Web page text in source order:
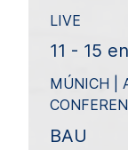
LIVE
11 - 15
MÚNICH |
BAU